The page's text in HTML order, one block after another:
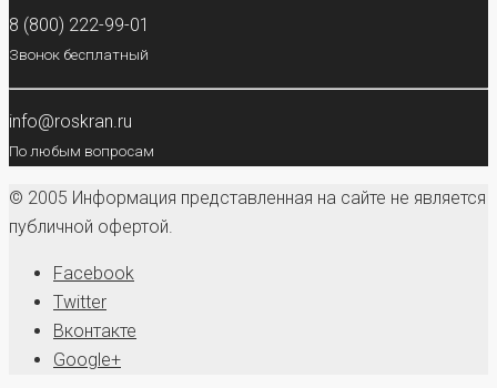
8 (800) 222-99-01
Звонок бесплатный
info@roskran.ru
По любым вопросам
© 2005 Информация представленная на сайте не является
публичной офертой.
Facebook
Twitter
Вконтакте
Google+